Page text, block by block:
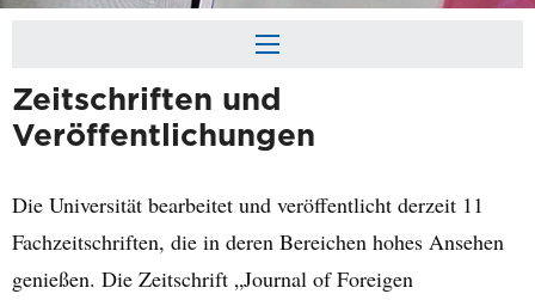
Zeitschriften und
Veröffentlichungen
Die Universität bearbeitet und veröffentlicht derzeit 11
Fachzeitschriften, die in deren Bereichen hohes Ansehen
genießen. Die Zeitschrift „Journal of Foreigen